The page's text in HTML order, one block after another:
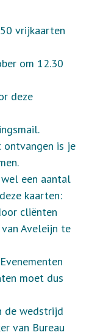
vrijkaarten
om 12.30
deze
ontvangen is je
een aantal
kaarten:
cliënten
Aveleijn te
moet dus
de wedstrijd
van Bureau